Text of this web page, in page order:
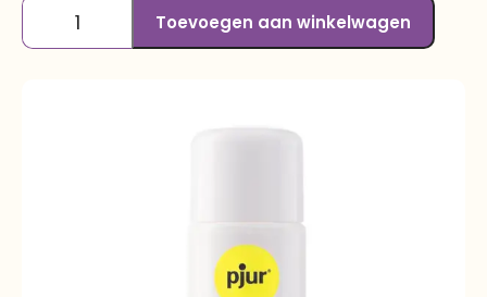
Toevoegen aan winkelwagen